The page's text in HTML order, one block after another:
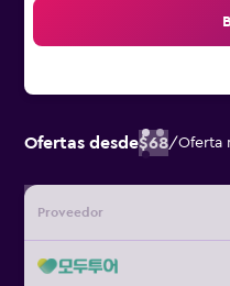
Ofertas desde$68/Oferta
Proveedor